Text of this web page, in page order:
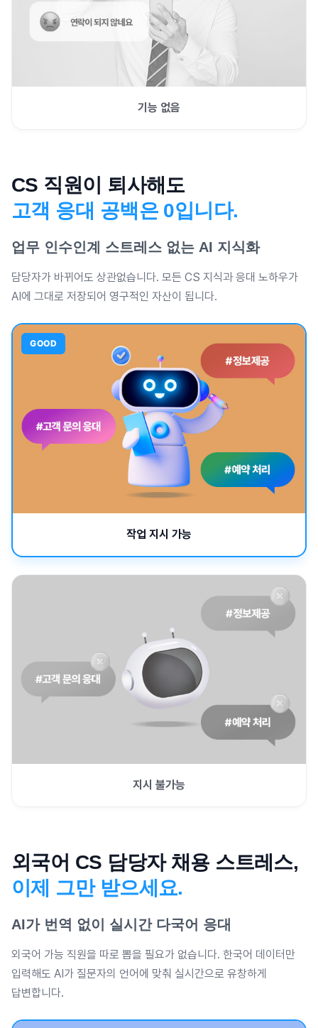
기능 없음
CS 직원이 퇴사해도
고객 응대 공백은 0입니다.
업무 인수인계 스트레스 없는 AI 지식화
담당자가 바뀌어도 상관없습니다. 모든 CS 지식과 응대 노하우가
AI에 그대로 저장되어 영구적인 자산이 됩니다.
작업 지시 가능
지시 불가능
외국어 CS 담당자 채용 스트레스,
이제 그만 받으세요.
AI가 번역 없이 실시간 다국어 응대
외국어 가능 직원을 따로 뽑을 필요가 없습니다. 한국어 데이터만
입력해도 AI가 질문자의 언어에 맞춰 실시간으로 유창하게
답변합니다.